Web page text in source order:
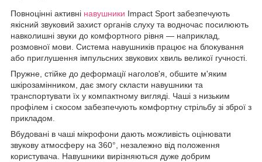
Повноцінні активні навушники Impact Sport забезпечують
якісний звуковий захист органів слуху та водночас посилюють
навколишні звуки до комфортного рівня — наприклад,
розмовної мови. Система навушників працює на блокування
або приглушення імпульсних звукових хвиль великої гучності.
Пружне, стійке до деформації наголов'я, обшите м'яким
шкірозамінником, дає змогу скласти навушники та
транспортувати їх у компактному вигляді. Чаші з низьким
профілем і скосом забезпечують комфортну стрільбу зі зброї з
прикладом.
Вбудовані в чаші мікрофони дають можливість оцінювати
звукову атмосферу на 360°, незалежно від положення
користувача. Навушники вирізняються дуже добрим